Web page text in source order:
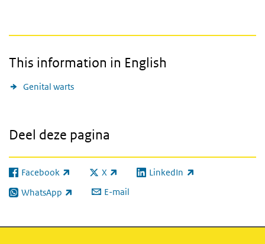
This information in English
Genital warts
Deel deze pagina
Facebook
(externe link) X
(externe link) LinkedIn
(externe link)
WhatsApp
(externe link) E-mail